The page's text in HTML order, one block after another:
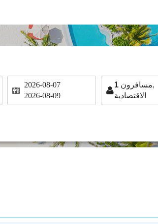
2026-08-07
2026-08-09
1
مسافرون,
الاقتصادية